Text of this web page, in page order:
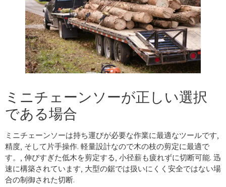
ミニチェーンソーが正しい選択
である場合
ミニチェーンソーは持ち運びが必要な作業に最適なツールです,
精度, そして片手操作. 軽量設計なので木の枝の剪定に最適で
す。, 伸びすぎた低木を剪定する, 小径薪も疲れずに切断可能. 迅
速に構築されています, 大型の鋸では扱いにくく安全ではない場
合の制御された切断.